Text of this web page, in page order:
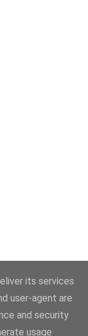
its services
user-agent are
and security
usage